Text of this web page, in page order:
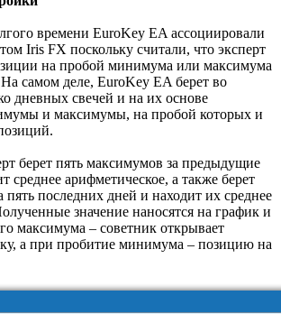
времени EuroKey EA ассоциировали
Iris FX поскольку считали, что эксперт
на пробой минимума или максимума
самом деле, EuroKey EA берет во
дневных свечей и на их основе
и максимумы, на пробой которых и
берет пять максимумов за предыдущие
среднее арифметическое, а также берет
последних дней и находит их среднее
значение наносятся на график и
максимума – советник открывает
а при пробитие минимума – позицию на